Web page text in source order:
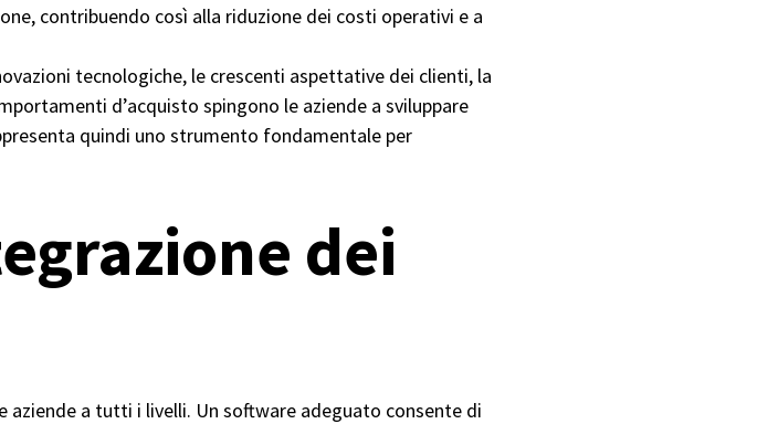
contribuendo così alla riduzione dei costi operativi e a
tecnologiche, le crescenti aspettative dei clienti, la
d’acquisto spingono le aziende a sviluppare
quindi uno strumento fondamentale per
dei
aziende a tutti i livelli. Un software adeguato consente di